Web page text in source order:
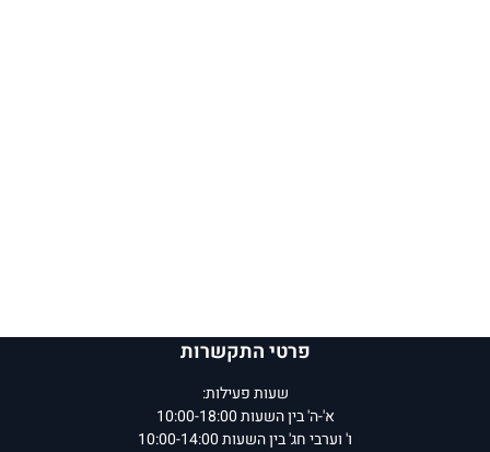
פרטי התקשרות
שעות פעילות:
א'-ה' בין השעות 10:00-18:00
ו' וערבי חג' בין השעות 10:00-14:00